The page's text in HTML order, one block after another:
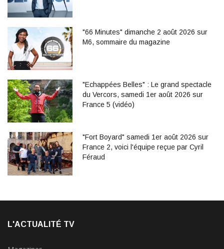
"66 Minutes" dimanche 2 août 2026 sur
M6, sommaire du magazine
"Echappées Belles" : Le grand spectacle
du Vercors, samedi 1er août 2026 sur
France 5 (vidéo)
"Fort Boyard" samedi 1er août 2026 sur
France 2, voici l'équipe reçue par Cyril
Féraud
L'ACTUALITÉ TV